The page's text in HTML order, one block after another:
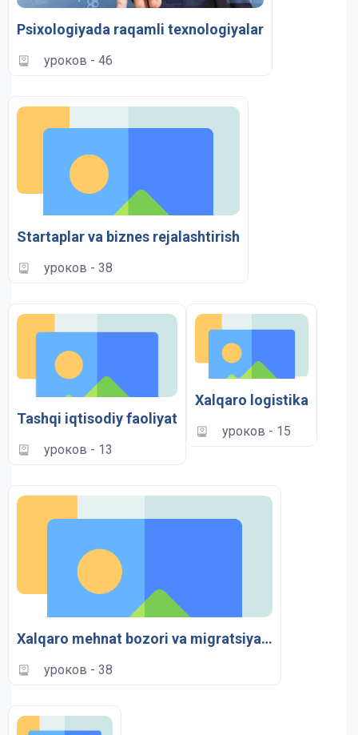
Psixologiyada raqamli texnologiyalar
уроков - 46
Startaplar va biznes rejalashtirish
уроков - 38
Tashqi iqtisodiy faoliyat
уроков - 13
Xalqaro logistika
уроков - 15
Xalqaro mehnat bozori va migratsiyaas
уроков - 38